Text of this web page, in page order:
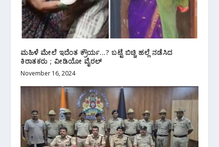
ಮಹಿಳೆ ಮೇಲೆ‌ ಇದೆಂತ ಕ್ರೌರ್ಯ…? ಬಟ್ಟೆ ಬಿಚ್ಚಿ ಹಲ್ಲೆ ನಡೆಸಿದ
ಕಿರಾತಕರು ; ವೀಡಿಯೋ ವೈರಲ್
November 16, 2024